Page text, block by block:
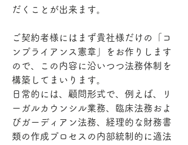
だくことが出来ます。
ご契約者様にはまず貴社様だけの「コ
ンプライアンス憲章」をお作りします
ので、この内容に沿いつつ法務体制を
構築してまいります。
日常的には、顧問形式で、例えば、リ
ーガルカウンシル業務、臨床法務およ
びガーディアン法務、経理的な財務書
類の作成プロセスの内部統制的に適法